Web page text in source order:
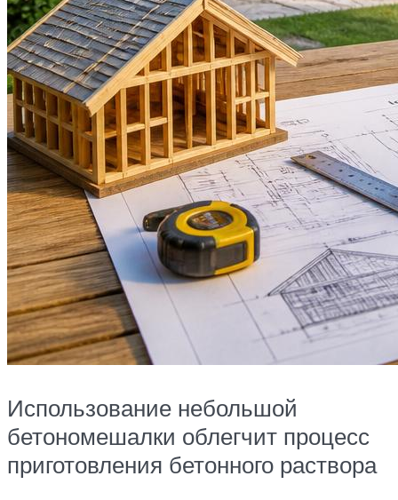
Использование небольшой
бетономешалки облегчит процесс
приготовления бетонного раствора